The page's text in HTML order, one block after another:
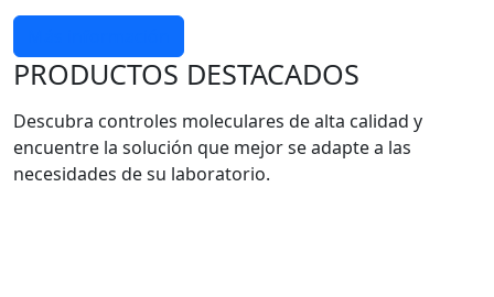
PRODUCTOS DESTACADOS
Descubra controles moleculares de alta calidad y
encuentre la solución que mejor se adapte a las
necesidades de su laboratorio.